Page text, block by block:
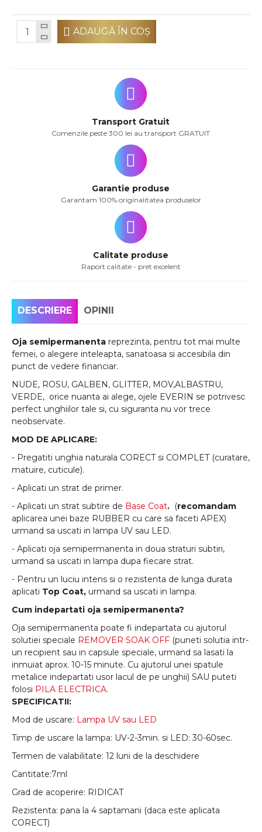
ADAUGĂ ÎN COŞ
Transport Gratuit
Comenzile peste 300 lei au transport GRATUIT
Garantie produse
Garantam 100% originalitatea produselor
Calitate produse
Raport calitate - pret excelent
DESCRIERE OPINII
Oja semipermanenta reprezinta, pentru tot mai multe
femei, o alegere inteleapta, sanatoasa si accesibila din
punct de vedere financiar.
NUDE, ROSU, GALBEN, GLITTER, MOV,ALBASTRU,
VERDE, orice nuanta ai alege, ojele EVERIN se potrivesc
perfect unghiilor tale si, cu siguranta nu vor trece
neobservate.
MOD DE APLICARE:
- Pregatiti unghia naturala CORECT si COMPLET (curatare,
matuire, cuticule).
- Aplicati un strat de primer.
- Aplicati un strat subtire de Base Coat. (recomandam
aplicarea unei baze RUBBER cu care sa faceti APEX)
urmand sa uscati in lampa UV sau LED.
- Aplicati oja semipermanenta in doua straturi subtiri,
urmand sa uscati in lampa dupa fiecare strat.
- Pentru un luciu intens si o rezistenta de lunga durata
aplicati Top Coat, urmand sa uscati in lampa.
Cum indepartati oja semipermanenta?
Oja semipermanenta poate fi indepartata cu ajutorul
solutiei speciale REMOVER SOAK OFF (puneti solutia intr-
un recipient sau in capsule speciale, urmand sa lasati la
inmuiat aprox. 10-15 minute. Cu ajutorul unei spatule
metalice indepartati usor lacul de pe unghii) SAU puteti
folosi PILA ELECTRICA.
SPECIFICATII:
Mod de uscare: Lampa UV sau LED
Timp de uscare la lampa: UV-2-3min. si LED: 30-60sec.
Termen de valabilitate: 12 luni de la deschidere
Cantitate:7ml
Grad de acoperire: RIDICAT
Rezistenta: pana la 4 saptamani (daca este aplicata
CORECT)